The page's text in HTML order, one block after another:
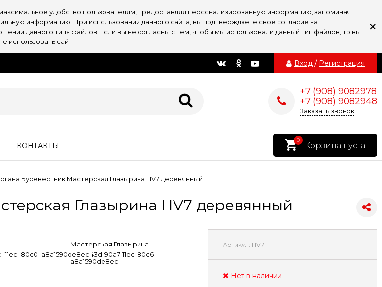
удобство пользователям, предоставляя персонализированную информацию, запоминая
информацию. При использовании данного сайта, вы подтверждаете свое согласие на
данного типа файлов. Если вы не согласны с тем, чтобы мы использовали данный тип файлов, то вы
использовать сайт
×
Вход / Регистрация
+7 (908) 9082978
+7 (908) 9082948
Заказать звонок
Корзина пуста
0
КОНТАКТЫ
Буревестник Мастерская Глазырина HV7 деревянный
Глазырина HV7 деревянный
Артикул: HV7
Нет в наличии
Мастерская Глазырина
dd30f43d-90a7-11ec-80c6-
a8a1590de8ec